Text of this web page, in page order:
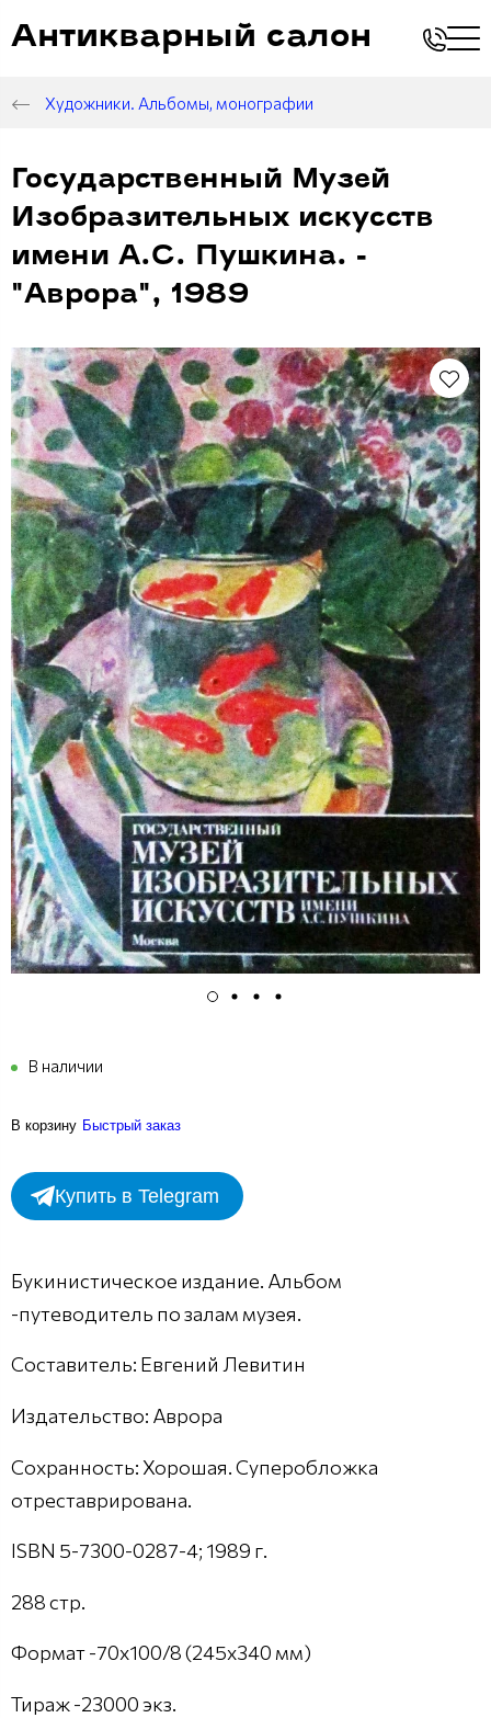
Антикварный салон
Художники. Альбомы, монографии
Государственный Музей
Изобразительных искусств
имени А.С. Пушкина. -
"Аврора", 1989
В наличии
В корзину Быстрый заказ
Купить в Telegram
Букинистическое издание. Альбом
-путеводитель по залам музея.
Составитель: Евгений Левитин
Издательство: Аврора
Сохранность: Хорошая. Суперобложка
отреставрирована.
ISBN 5-7300-0287-4; 1989 г.
288 стр.
Формат -70x100/8 (245x340 мм)
Тираж -23000 экз.